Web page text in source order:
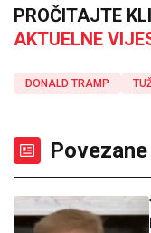
PROČITAJTE
AKTUELNE
DONALD TRAMP